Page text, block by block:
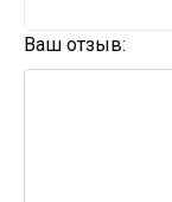
Ваш отзыв: